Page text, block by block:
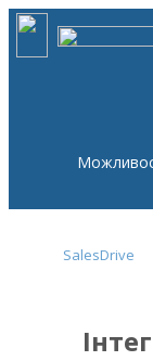
SalesDrive